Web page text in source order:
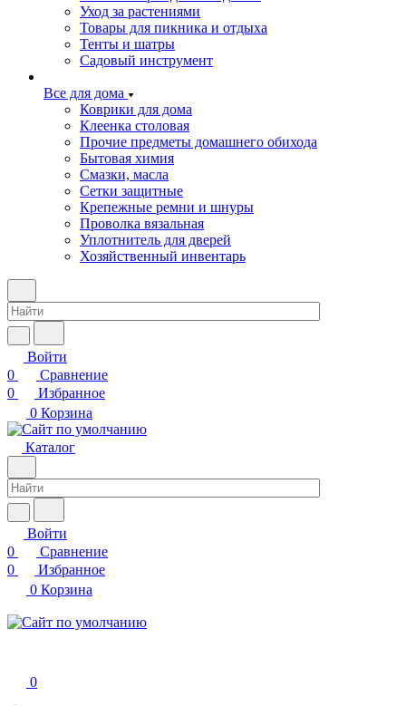
Уход за растениями
Товары для пикника и отдыха
Тенты и шатры
Садовый инструмент
Все для дома
Коврики для дома
Клеенка столовая
Прочие предметы домашнего обихода
Бытовая химия
Смазки, масла
Сетки защитные
Крепежные ремни и шнуры
Проволка вязальная
Уплотнитель для дверей
Хозяйственный инвентарь
Войти
0
Сравнение
0
Избранное
0 Корзина
Каталог
Войти
0
Сравнение
0
Избранное
0 Корзина
0